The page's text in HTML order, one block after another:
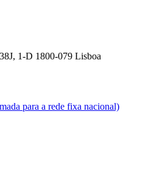
1-D 1800-079 Lisboa
para a rede fixa nacional)